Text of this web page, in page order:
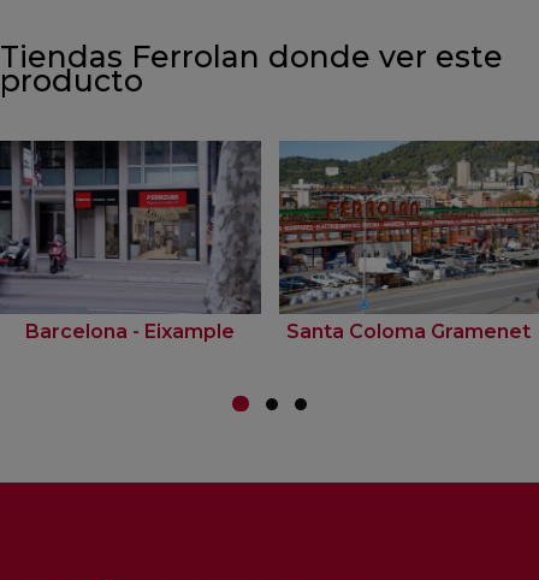
Tiendas Ferrolan donde ver este
producto
Barcelona - Eixample Santa Coloma Gramenet